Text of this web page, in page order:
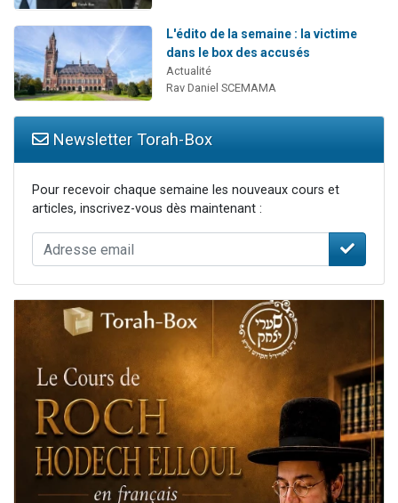
L'édito de la semaine : la victime
dans le box des accusés
Actualité
Rav Daniel SCEMAMA
Newsletter Torah-Box
Pour recevoir chaque semaine les nouveaux cours et
articles, inscrivez-vous dès maintenant :